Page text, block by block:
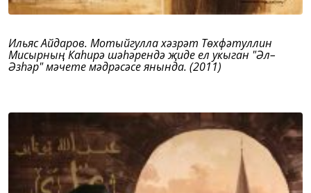
Ильяс Айдаров. Мотыйгулла хәзрәт Төхфәтуллин
Мисырның Каһирә шәһәрендә җиде ел укыган "Әл–
Әзһәр" мәчете мәдрәсәсе янында. (2011)